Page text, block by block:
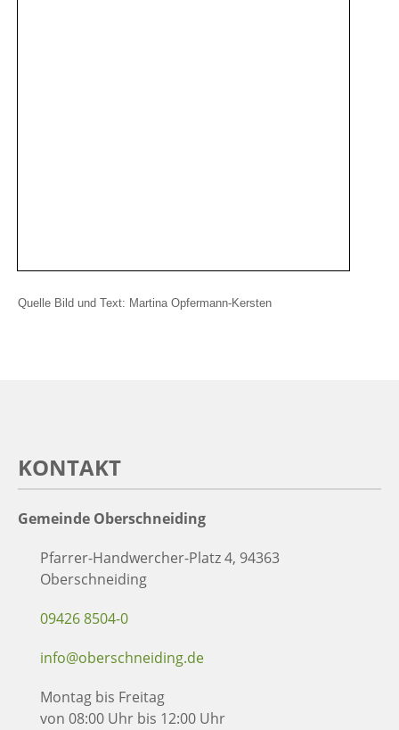
Quelle Bild und Text: Martina Opfermann-Kersten
KONTAKT
Gemeinde Oberschneiding
Pfarrer-Handwercher-Platz 4, 94363
Oberschneiding
09426 8504-0
info@oberschneiding.de
Montag bis Freitag
von 08:00 Uhr bis 12:00 Uhr